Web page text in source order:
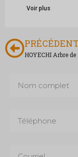
Voir plus